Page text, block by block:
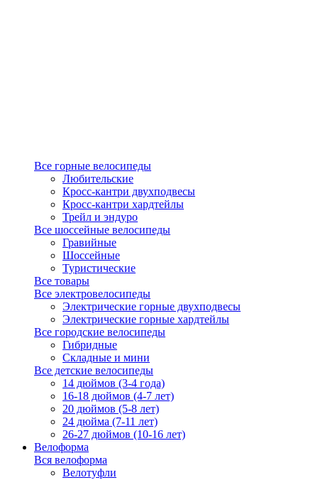
Все горные велосипеды
Любительские
Кросс-кантри двухподвесы
Кросс-кантри хардтейлы
Трейл и эндуро
Все шоссейные велосипеды
Гравийные
Шоссейные
Туристические
Все товары
Все электровелосипеды
Электрические горные двухподвесы
Электрические горные хардтейлы
Все городские велосипеды
Гибридные
Складные и мини
Все детские велосипеды
14 дюймов (3-4 года)
16-18 дюймов (4-7 лет)
20 дюймов (5-8 лет)
24 дюйма (7-11 лет)
26-27 дюймов (10-16 лет)
Велоформа
Вся велоформа
Велотуфли